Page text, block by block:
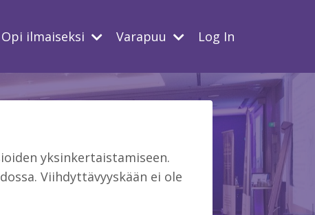
Opi ilmaiseksi Varapuu Log In
yksinkertaistamiseen.
Viihdyttävyyskään ei ole